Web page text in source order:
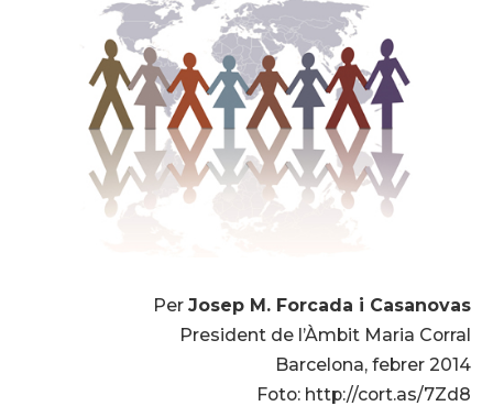
Per Josep M. Forcada i Casanovas
President de l’Àmbit Maria Corral
Barcelona, febrer 2014
Foto: http://cort.as/7Zd8